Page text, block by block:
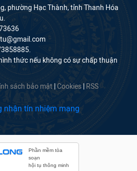
phường Hạc Thành, tỉnh Thanh Hóa
thức nếu không có sự chấp thuận
sách bảo mật Cookies RSS
Phần mềm tòa
soạn
hội tụ thông minh